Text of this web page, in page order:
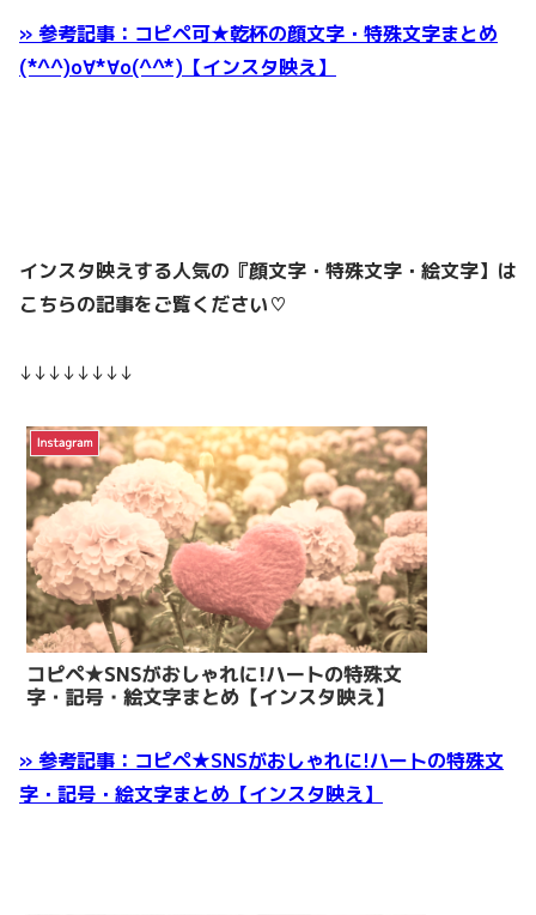
» 参考記事：コピペ可★乾杯の顔文字・特殊文字まとめ
(*^^)o∀*∀o(^^*)【インスタ映え】
インスタ映えする人気の『顔文字・特殊文字・絵文字】は
こちらの記事をご覧ください♡
↓↓↓↓↓↓↓↓
» 参考記事：コピペ★SNSがおしゃれに!ハートの特殊文
字・記号・絵文字まとめ【インスタ映え】